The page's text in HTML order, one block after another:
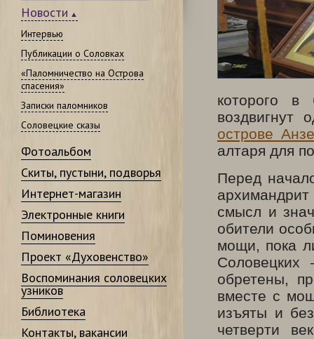
Новости
Интервью
Публикации о Соловках
«Паломничество на Острова
спасения»
Записки паломников
Соловецкие сказы
Фотоальбом
Скиты, пустыни, подворья
Интернет-магазин
Электронные книги
Поминовения
Проект «Духовенство»
Воспоминания соловецких
узников
Библиотека
Контакты, вакансии
которого в
острове
алтаря для
Перед
смысл и
обители
мощи, пока
обретены,
вместе с
изъяты и
четверти